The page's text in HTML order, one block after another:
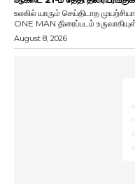
உலகில் யாரும் செய்திடாத
ONE MAN திரைப்படம்
August 8, 2026